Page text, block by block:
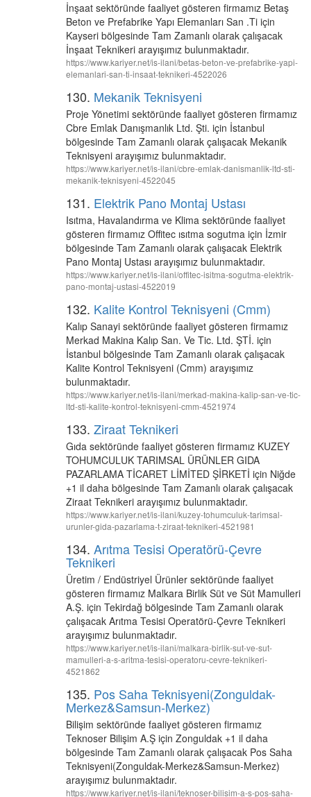
İnşaat sektöründe faaliyet gösteren firmamız Betaş
Beton ve Prefabrike Yapı Elemanları San .Ti için
Kayseri bölgesinde Tam Zamanlı olarak çalışacak
İnşaat Teknikeri arayışımız bulunmaktadır.
https://www.kariyer.net/is-ilani/betas-beton-ve-prefabrike-yapi-
elemanlari-san-ti-insaat-teknikeri-4522026
130. Mekanik Teknisyeni
Proje Yönetimi sektöründe faaliyet gösteren firmamız
Cbre Emlak Danışmanlık Ltd. Şti. için İstanbul
bölgesinde Tam Zamanlı olarak çalışacak Mekanik
Teknisyeni arayışımız bulunmaktadır.
https://www.kariyer.net/is-ilani/cbre-emlak-danismanlik-ltd-sti-
mekanik-teknisyeni-4522045
131. Elektrik Pano Montaj Ustası
Isıtma, Havalandırma ve Klima sektöründe faaliyet
gösteren firmamız Offitec ısıtma sogutma için İzmir
bölgesinde Tam Zamanlı olarak çalışacak Elektrik
Pano Montaj Ustası arayışımız bulunmaktadır.
https://www.kariyer.net/is-ilani/offitec-isitma-sogutma-elektrik-
pano-montaj-ustasi-4522019
132. Kalite Kontrol Teknisyeni (Cmm)
Kalıp Sanayi sektöründe faaliyet gösteren firmamız
Merkad Makina Kalıp San. Ve Tic. Ltd. ŞTİ. için
İstanbul bölgesinde Tam Zamanlı olarak çalışacak
Kalite Kontrol Teknisyeni (Cmm) arayışımız
bulunmaktadır.
https://www.kariyer.net/is-ilani/merkad-makina-kalip-san-ve-tic-
ltd-sti-kalite-kontrol-teknisyeni-cmm-4521974
133. Ziraat Teknikeri
Gıda sektöründe faaliyet gösteren firmamız KUZEY
TOHUMCULUK TARIMSAL ÜRÜNLER GIDA
PAZARLAMA TİCARET LİMİTED ŞİRKETİ için Niğde
+1 il daha bölgesinde Tam Zamanlı olarak çalışacak
Ziraat Teknikeri arayışımız bulunmaktadır.
https://www.kariyer.net/is-ilani/kuzey-tohumculuk-tarimsal-
urunler-gida-pazarlama-t-ziraat-teknikeri-4521981
134. Arıtma Tesisi Operatörü-Çevre
Teknikeri
Üretim / Endüstriyel Ürünler sektöründe faaliyet
gösteren firmamız Malkara Birlik Süt ve Süt Mamulleri
A.Ş. için Tekirdağ bölgesinde Tam Zamanlı olarak
çalışacak Arıtma Tesisi Operatörü-Çevre Teknikeri
arayışımız bulunmaktadır.
https://www.kariyer.net/is-ilani/malkara-birlik-sut-ve-sut-
mamulleri-a-s-aritma-tesisi-operatoru-cevre-teknikeri-
4521862
135. Pos Saha Teknisyeni(Zonguldak-
Merkez&Samsun-Merkez)
Bilişim sektöründe faaliyet gösteren firmamız
Teknoser Bilişim A.Ş için Zonguldak +1 il daha
bölgesinde Tam Zamanlı olarak çalışacak Pos Saha
Teknisyeni(Zonguldak-Merkez&Samsun-Merkez)
arayışımız bulunmaktadır.
https://www.kariyer.net/is-ilani/teknoser-bilisim-a-s-pos-saha-